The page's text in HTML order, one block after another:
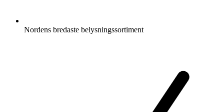
Nordens bredaste belysningssortiment